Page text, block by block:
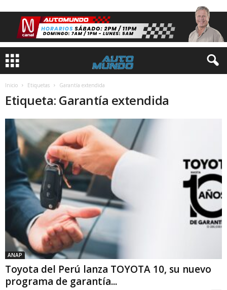
Inicio Etiquetas Garantía extendida
Etiqueta: Garantía extendida
ANAP
Toyota del Perú lanza TOYOTA 10, su nuevo
programa de garantía...